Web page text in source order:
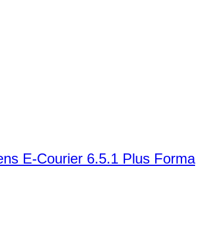
E-Courier 6.5.1 Plus Forma